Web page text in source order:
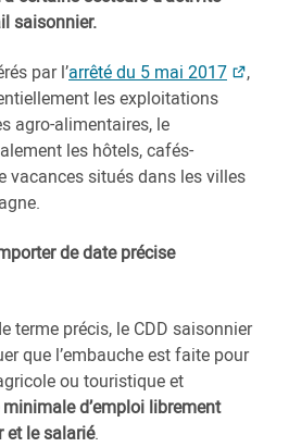
saisonnier.
par l’arrêté du 5 mai 2017
,
les exploitations
agro-alimentaires, le
les hôtels, cafés-
vacances situés dans les villes
de date précise
terme précis, le CDD saisonnier
que l’embauche est faite pour
ou touristique et
d’emploi librement
et le salarié.